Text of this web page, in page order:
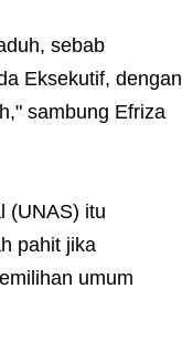
sebab
Eksekutif, dengan
sambung Efriza
(UNAS) itu
pahit jika
umum